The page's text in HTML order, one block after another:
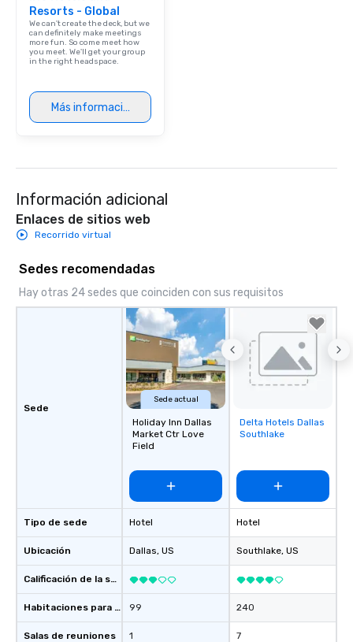
Resorts - Global
We can't create the deck, but we
can definitely make meetings
more fun. So come meet how
you meet. We'll get your group
in the right headspace.
Más información
Información adicional
Enlaces de sitios web
Recorrido virtual
Sedes recomendadas
Hay otras 24 sedes que coinciden con sus requisitos
Sede
Tipo de sede
Ubicación
Calificación de la sede
Habitaciones para huéspedes
Salas de reuniones
Sede actual
Holiday Inn Dallas
Market Ctr Love
Field
Hotel
Dallas, US
99
1
Removed from
favorites
Delta Hotels Dallas
Southlake
Hotel
Southlake, US
240
7